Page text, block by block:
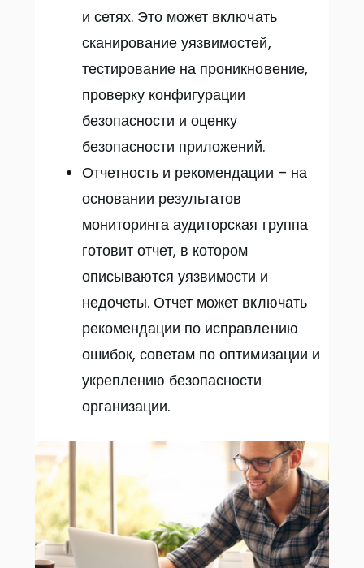
и сетях. Это может включать
сканирование уязвимостей,
тестирование на проникновение,
проверку конфигурации
безопасности и оценку
безопасности приложений.
Отчетность и рекомендации – на
основании результатов
мониторинга аудиторская группа
готовит отчет, в котором
описываются уязвимости и
недочеты. Отчет может включать
рекомендации по исправлению
ошибок, советам по оптимизации и
укреплению безопасности
организации.